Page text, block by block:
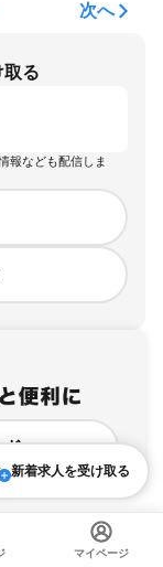
次へ
取る
報なども配信しま
ド
新着求人を受け取る
マイページ